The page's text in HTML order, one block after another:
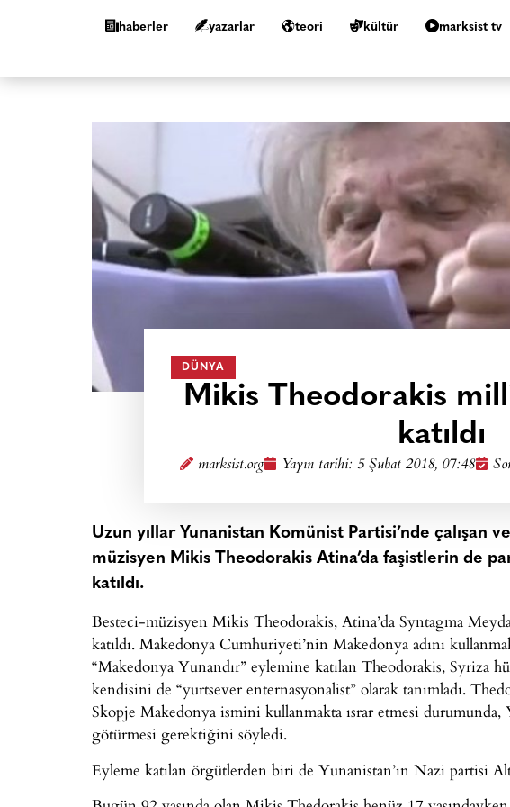
haberler yazarlar teori kültür marksist tv
DÜNYA
Mikis Theodorakis
katıldı
marksist.org Yayın tarihi: 5 Şubat 2018, 07:48
Uzun yıllar Yunanistan Komünist Partisi’nde çalışan
müzisyen Mikis Theodorakis Atina’da faşistlerin de
katıldı.
Besteci-müzisyen Mikis Theodorakis, Atina’da Syntagma
katıldı. Makedonya Cumhuriyeti’nin Makedonya adını
“Makedonya Yunandır” eylemine katılan Theodorakis, Syriza
kendisini de “yurtsever enternasyonalist” olarak tanımladı.
Skopje Makedonya ismini kullanmakta ısrar etmesi
götürmesi gerektiğini söyledi.
Eyleme katılan örgütlerden biri de Yunanistan’ın Nazi partisi